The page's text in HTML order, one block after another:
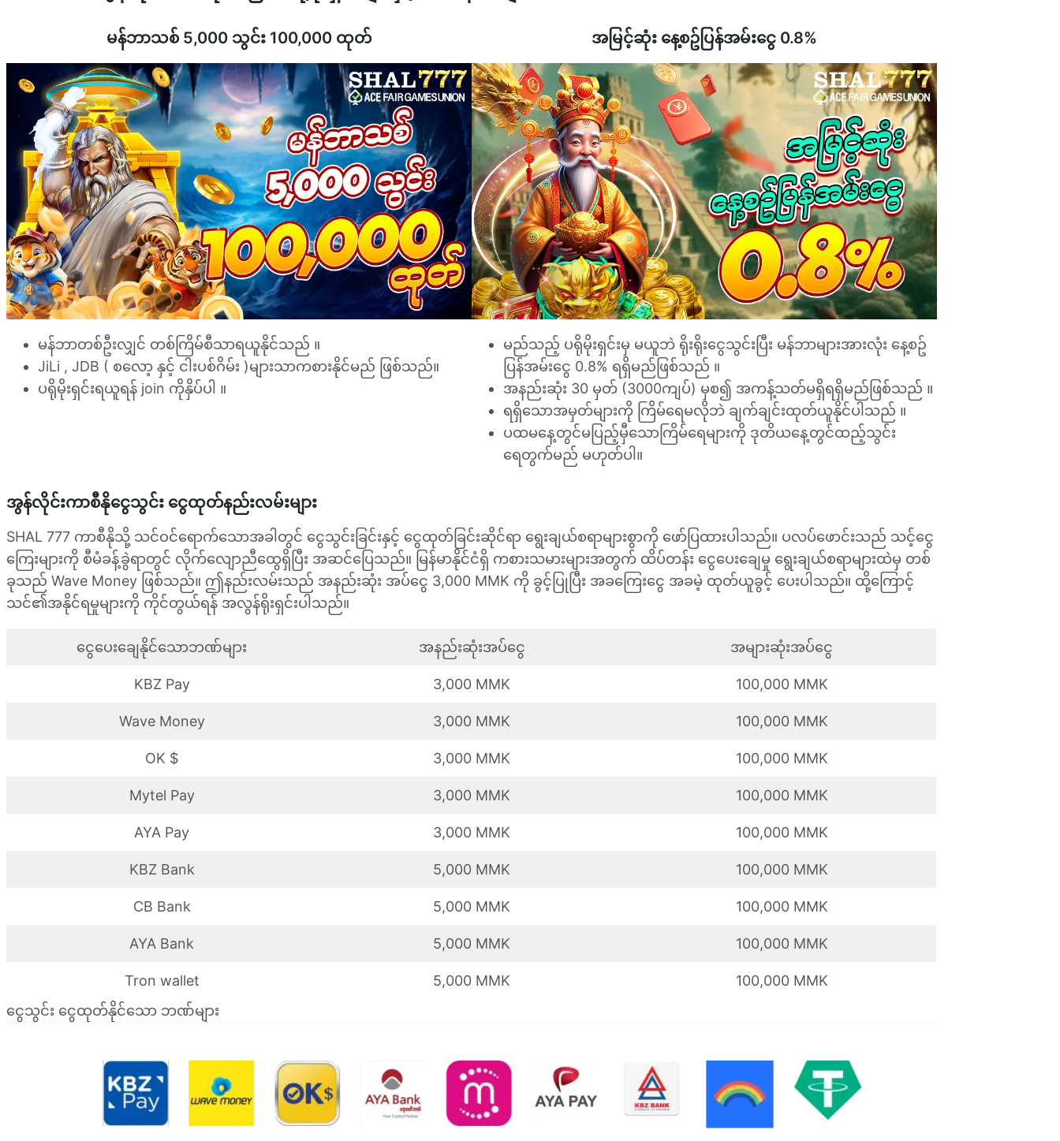
မန်ဘာသစ် 5,000 သွင်း 100,000 ထုတ်
မန်ဘာတစ်ဦးလျှင် တစ်ကြိမ်စီသာရယူနိုင်သည် ။
JiLi , JDB ( စလော့ နှင့် ငါးပစ်ဂိမ်း )များသာကစားနိုင်မည် ဖြစ်သည်။
ပရိုမိုးရှင်းရယူရန် join ကိုနှိပ်ပါ ။
အမြင့်ဆုံး နေ့စဥ်ပြန်အမ်းငွေ 0.8%
မည်သည့် ပရိုမိုးရှင်းမှ မယူဘဲ ရိုးရိုးငွေသွင်းပြီး မန်ဘာများအားလုံး နေ့စဥ်
ပြန်အမ်းငွေ 0.8% ရရှိမည်ဖြစ်သည် ။
အနည်းဆုံး 30 မှတ် (3000ကျပ်) မှစ၍ အကန့်သတ်မရှိရရှိမည်ဖြစ်သည် ။
ရရှိသောအမှတ်များကို ကြိမ်ရေမလိုဘဲ ချက်ချင်းထုတ်ယူနိုင်ပါသည် ။
ပထမနေ့တွင်မပြည့်မှီသောကြိမ်ရေများကို ဒုတိယနေ့တွင်ထည့်သွင်း
ရေတွက်မည် မဟုတ်ပါ။
အွန်လိုင်းကာစီနိုငွေသွင်း ငွေထုတ်နည်းလမ်းများ
SHAL 777 ကာစီနိုသို့ သင်ဝင်ရောက်သောအခါတွင် ငွေသွင်းခြင်းနှင့် ငွေထုတ်ခြင်းဆိုင်ရာ ရွေးချယ်စရာများစွာကို ဖော်ပြထားပါသည်။ ပလပ်ဖောင်းသည် သင့်ငွေ
ကြေးများကို စီမံခန့်ခွဲရာတွင် လိုက်လျောညီထွေရှိပြီး အဆင်ပြေသည်။ မြန်မာနိုင်ငံရှိ ကစားသမားများအတွက် ထိပ်တန်း ငွေပေးချေမှု ရွေးချယ်စရာများထဲမှ တစ်
ခုသည် Wave Money ဖြစ်သည်။ ဤနည်းလမ်းသည် အနည်းဆုံး အပ်ငွေ 3,000 MMK ကို ခွင့်ပြုပြီး အခကြေးငွေ အခမဲ့ ထုတ်ယူခွင့် ပေးပါသည်။ ထို့ကြောင့်
သင်၏အနိုင်ရမှုများကို ကိုင်တွယ်ရန် အလွန်ရိုးရှင်းပါသည်။
ငွေပေးချေနိုင်သောဘဏ်များ အနည်းဆုံးအပ်ငွေ အများဆုံးအပ်ငွေ
KBZ Pay 3,000 MMK 100,000 MMK
Wave Money 3,000 MMK 100,000 MMK
OK $ 3,000 MMK 100,000 MMK
Mytel Pay 3,000 MMK 100,000 MMK
AYA Pay 3,000 MMK 100,000 MMK
KBZ Bank 5,000 MMK 100,000 MMK
CB Bank 5,000 MMK 100,000 MMK
AYA Bank 5,000 MMK 100,000 MMK
Tron wallet 5,000 MMK
100,000 MMK
ငွေသွင်း ငွေထုတ်နိုင်သော ဘဏ်များ